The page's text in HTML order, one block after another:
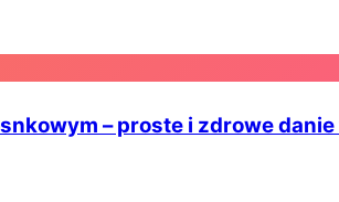
– proste i zdrowe